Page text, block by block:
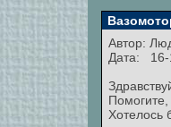
Автор:
Дата: 16-
Хотелось